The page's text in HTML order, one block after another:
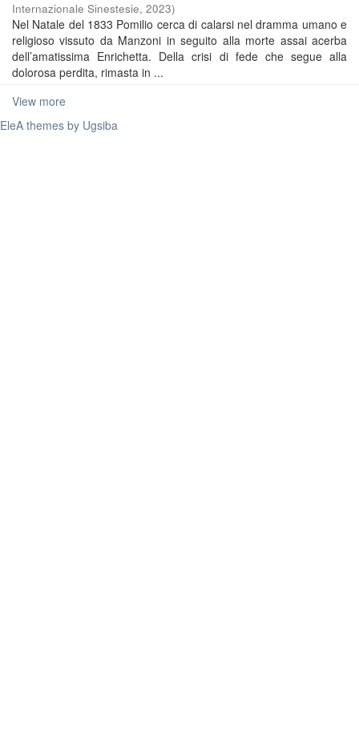
Internazionale Sinestesie, 2023)
Nel Natale del 1833 Pomilio cerca di calarsi nel dramma umano e
religioso vissuto da Manzoni in seguito alla morte assai acerba
dell’amatissima Enrichetta. Della crisi di fede che segue alla
dolorosa perdita, rimasta in ...
View more
EleA themes by Ugsiba